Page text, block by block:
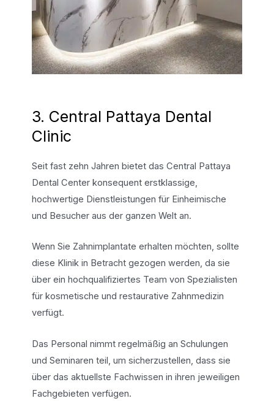
3. Central Pattaya Dental
Clinic
Seit fast zehn Jahren bietet das Central Pattaya
Dental Center konsequent erstklassige,
hochwertige Dienstleistungen für Einheimische
und Besucher aus der ganzen Welt an.
Wenn Sie Zahnimplantate erhalten möchten, sollte
diese Klinik in Betracht gezogen werden, da sie
über ein hochqualifiziertes Team von Spezialisten
für kosmetische und restaurative Zahnmedizin
verfügt.
Das Personal nimmt regelmäßig an Schulungen
und Seminaren teil, um sicherzustellen, dass sie
über das aktuellste Fachwissen in ihren jeweiligen
Fachgebieten verfügen.